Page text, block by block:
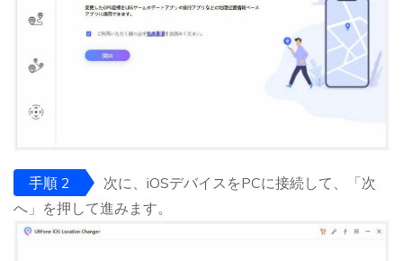
手順 2
次に、iOSデバイスをPCに接続して、「次
へ」を押して進みます。